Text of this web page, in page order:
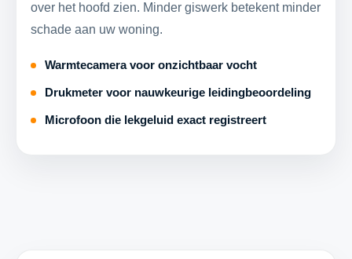
over het hoofd zien. Minder giswerk betekent minder
schade aan uw woning.
Warmtecamera voor onzichtbaar vocht
Drukmeter voor nauwkeurige leidingbeoordeling
Microfoon die lekgeluid exact registreert